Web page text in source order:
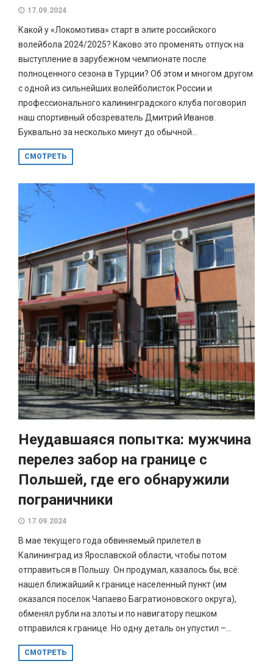
17.09.2024
Какой у «Локомотива» старт в элите российского
волейбола 2024/2025? Каково это променять отпуск на
выступление в зарубежном чемпионате после
полноценного сезона в Турции? Об этом и многом другом
с одной из сильнейших волейболисток России и
профессионального калининградского клуба поговорил
наш спортивный обозреватель Дмитрий Иванов.
Буквально за несколько минут до обычной...
СМОТРЕТЬ
Неудавшаяся попытка: мужчина
перелез забор на границе с
Польшей, где его обнаружили
пограничники
17.09.2024
В мае текущего года обвиняемый прилетел в
Калининград из Ярославской области, чтобы потом
отправиться в Польшу. Он продумал, казалось бы, всё:
нашел ближайший к границе населенный пункт (им
оказался поселок Чапаево Багратионовского округа),
обменял рубли на злоты и по навигатору пешком
отправился к границе. Но одну деталь он упустил –...
СМОТРЕТЬ